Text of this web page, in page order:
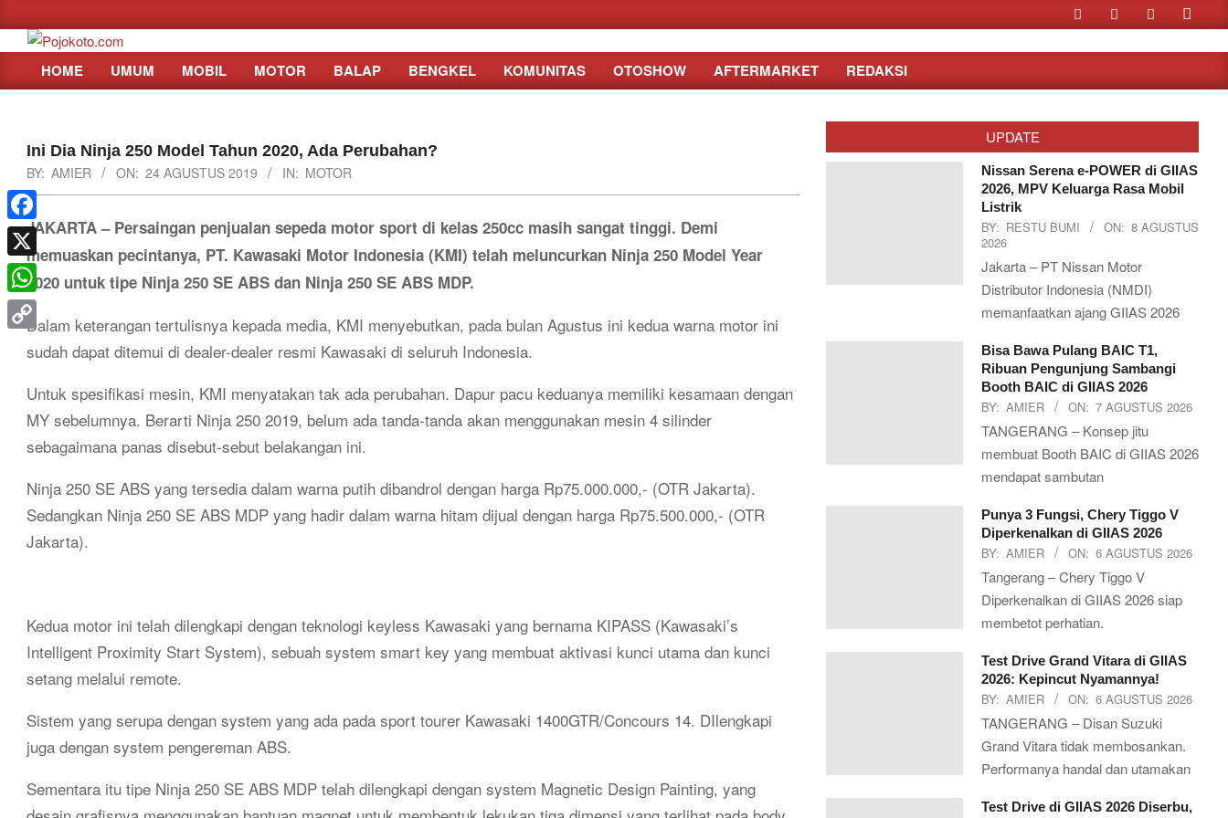
to
content
Search
Primary
HOME UMUM MOBIL MOTOR BALAP BENGKEL KOMUNITAS OTOSHOW AFTERMARKET REDAKSI
Ini Dia Ninja 250 Model Tahun 2020, Ada Perubahan?
BY: AMIER ON: 24 AGUSTUS 2019 IN: MOTOR
JAKARTA – Persaingan penjualan sepeda motor sport di kelas 250cc masih sangat tinggi. Demi
memuaskan pecintanya, PT. Kawasaki Motor Indonesia (KMI) telah meluncurkan Ninja 250 Model Year
2020 untuk tipe Ninja 250 SE ABS dan Ninja 250 SE ABS MDP.
Dalam keterangan tertulisnya kepada media, KMI menyebutkan, pada bulan Agustus ini kedua warna motor ini
sudah dapat ditemui di dealer-dealer resmi Kawasaki di seluruh Indonesia.
Untuk spesifikasi mesin, KMI menyatakan tak ada perubahan. Dapur pacu keduanya memiliki kesamaan dengan
MY sebelumnya. Berarti Ninja 250 2019, belum ada tanda-tanda akan menggunakan mesin 4 silinder
sebagaimana panas disebut-sebut belakangan ini.
Ninja 250 SE ABS yang tersedia dalam warna putih dibandrol dengan harga Rp75.000.000,- (OTR Jakarta).
Sedangkan Ninja 250 SE ABS MDP yang hadir dalam warna hitam dijual dengan harga Rp75.500.000,- (OTR
Jakarta).
Kedua motor ini telah dilengkapi dengan teknologi keyless Kawasaki yang bernama KIPASS (Kawasaki’s
Intelligent Proximity Start System), sebuah system smart key yang membuat aktivasi kunci utama dan kunci
setang melalui remote.
Sistem yang serupa dengan system yang ada pada sport tourer Kawasaki 1400GTR/Concours 14. DIlengkapi
juga dengan system pengereman ABS.
Sementara itu tipe Ninja 250 SE ABS MDP telah dilengkapi dengan system Magnetic Design Painting, yang
UPDATE
Nissan Serena e-POWER di GIIAS
2026, MPV Keluarga Rasa Mobil
Listrik
BY: RESTU BUMI ON: 8 AGUSTUS
2026
Jakarta – PT Nissan Motor
Distributor Indonesia (NMDI)
memanfaatkan ajang GIIAS 2026
Bisa Bawa Pulang BAIC T1,
Ribuan Pengunjung Sambangi
Booth BAIC di GIIAS 2026
BY: AMIER ON: 7 AGUSTUS 2026
TANGERANG – Konsep jitu
membuat Booth BAIC di GIIAS 2026
mendapat sambutan
Punya 3 Fungsi, Chery Tiggo V
Diperkenalkan di GIIAS 2026
BY: AMIER ON: 6 AGUSTUS 2026
Tangerang – Chery Tiggo V
Diperkenalkan di GIIAS 2026 siap
membetot perhatian.
Test Drive Grand Vitara di GIIAS
2026: Kepincut Nyamannya!
BY: AMIER ON: 6 AGUSTUS 2026
TANGERANG – Disan Suzuki
Grand Vitara tidak membosankan.
Performanya handal dan utamakan
Test Drive di GIIAS 2026 Diserbu,
Facebook
X
WhatsApp